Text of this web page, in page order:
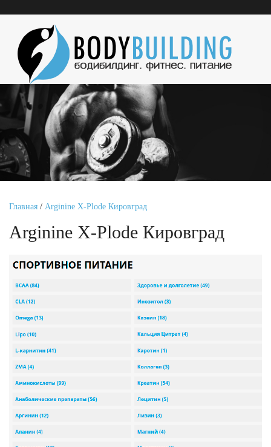
Главная / Arginine X-Plode Кировград
Arginine X-Plode Кировград